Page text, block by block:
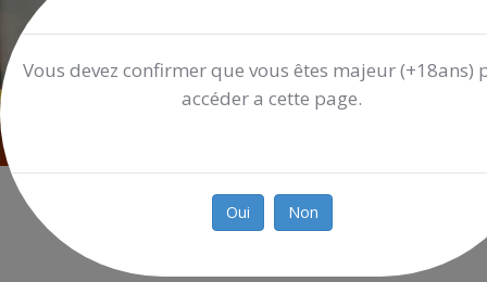
Boissons Alcoolisées / Shop
Vous devez confirmer que vous êtes majeur (+18ans)
accéder a cette page.
Oui Non